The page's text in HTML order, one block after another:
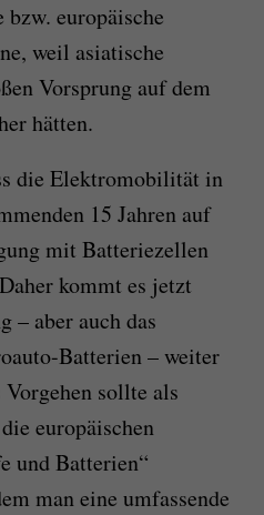
bzw. europäische
weil asiatische
Vorsprung auf dem
hätten.
die Elektromobilität in
15 Jahren auf
mit Batteriezellen
kommt es jetzt
– aber auch das
Batterien – weiter
sollte als
europäischen
und Batterien“
man eine umfassende